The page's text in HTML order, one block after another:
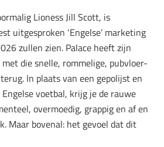
Lioness Jill Scott, is
uitgesproken ‘Engelse’ marketing
zullen zien. Palace heeft zijn
die snelle, rommelige, pubvloer-
In plaats van een gepolijst en
voetbal, krijg je de rauwe
overmoedig, grappig en af en
Maar bovenal: het gevoel dat dit